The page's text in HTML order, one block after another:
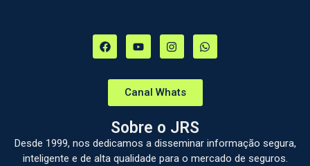
Canal Whats
Sobre o JRS
Desde 1999, nos dedicamos a disseminar informação segura,
inteligente e de alta qualidade para o mercado de seguros.